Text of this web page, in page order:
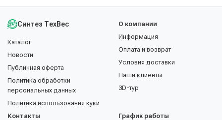
Синтез ТехВес
Каталог
Новости
Публичная оферта
Политика обработки
персональных данных
Политика использования куки
О компании
Информация
Оплата и возврат
Условия доставки
Наши клиенты
3D-тур
Контакты График работы